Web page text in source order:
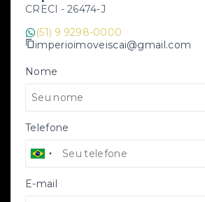
CRECI - 26474-J
(51) 9 9298-0000
imperioimoveiscai@gmail.com
Nome
Telefone
E-mail